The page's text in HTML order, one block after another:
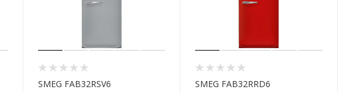
SMEG FAB32RSV6
SMEG FAB32RRD6